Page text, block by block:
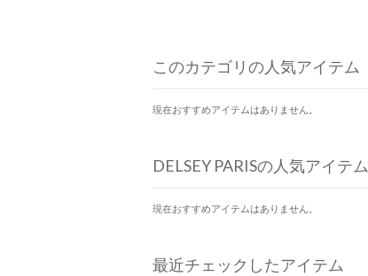
このカテゴリの人気アイテム
現在おすすめアイテムはありません。
DELSEY PARISの人気アイテム
現在おすすめアイテムはありません。
最近チェックしたアイテム